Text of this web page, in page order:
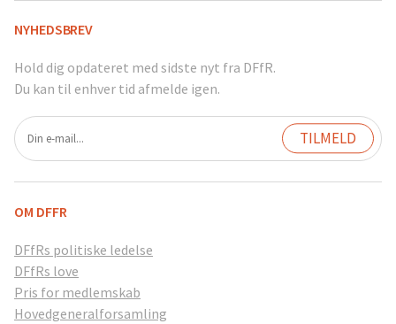
NYHEDSBREV
Hold dig opdateret med sidste nyt fra DFfR.
Du kan til enhver tid afmelde igen.
OM DFFR
DFfRs politiske ledelse
DFfRs love
Pris for medlemskab
Hovedgeneralforsamling